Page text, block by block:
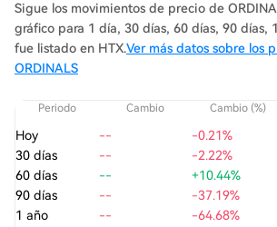
Sigue los movimientos de precio de
gráfico para 1 día, 30 días, 60 días, 90 días,
fue listado en HTX.Ver más datos sobre los
ORDINALS
Periodo Cambio Cambio (%)
Hoy -- -0.21%
30 días
-- -2.22%
60 días
-- +10.44%
90 días
-- -37.19%
1 año
-- -64.68%